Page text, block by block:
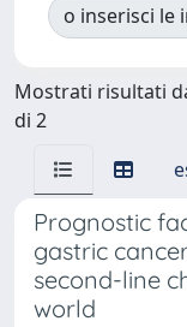
o inserisci le
Mostrati risultati
di 2
Prognostic
gastric
second-line
world